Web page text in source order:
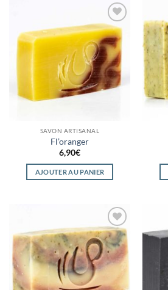
Ajouter
à la
wishlist
SAVON ARTISANAL
Fl’oranger
6,90€
AJOUTER AU PANIER
Ajouter
à la
wishlist